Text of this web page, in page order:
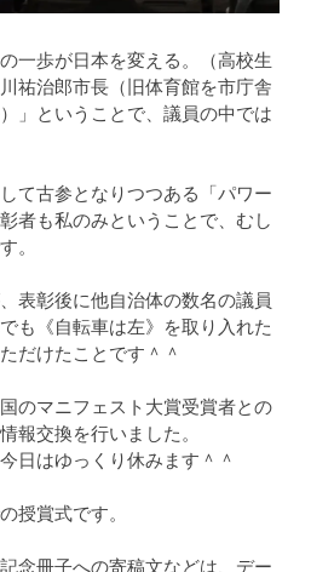
一歩が日本を変える。（高校生
祐治郎市長（旧体育館を市庁舎
」ということで、議員の中では
て古参となりつつある「パワー
者も私のみということで、むし
。
表彰後に他自治体の数名の議員
も《自転車は左》を取り入れた
だけたことです＾＾
のマニフェスト大賞受賞者との
報交換を行いました。
日はゆっくり休みます＾＾
授賞式です。
念冊子への寄稿文などは、デー